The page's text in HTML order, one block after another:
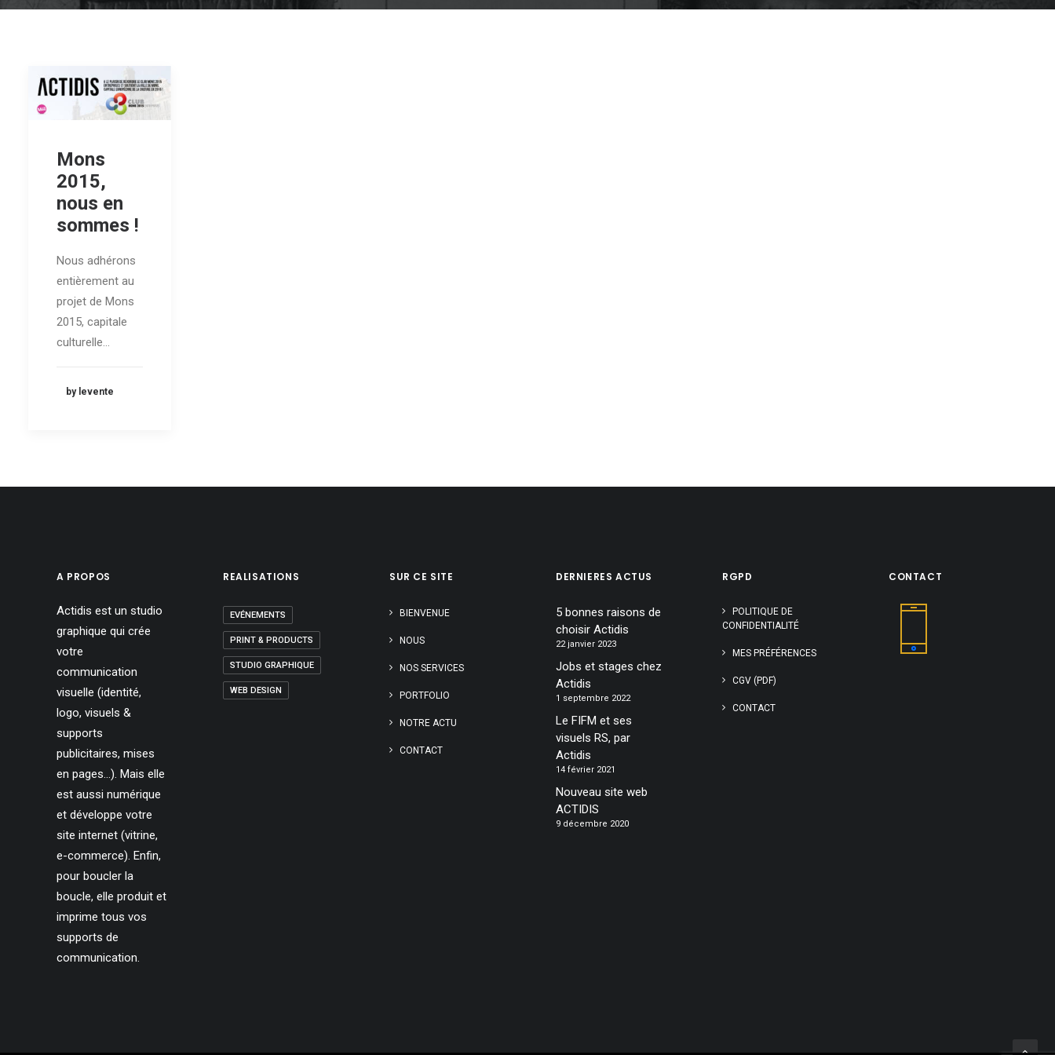
Mons
2015,
nous en
sommes !
Nous adhérons
entièrement au
projet de Mons
2015, capitale
culturelle…
by levente
A PROPOS
Actidis est un studio
graphique qui crée
votre
communication
visuelle (identité,
logo, visuels &
supports
publicitaires, mises
en pages…). Mais elle
est aussi numérique
et développe votre
site internet (vitrine,
e-commerce). Enfin,
pour boucler la
boucle, elle produit et
imprime tous vos
supports de
communication.
REALISATIONS
EVÉNEMENTS
PRINT & PRODUCTS
STUDIO GRAPHIQUE
WEB DESIGN
SUR CE SITE
BIENVENUE
NOUS
NOS SERVICES
PORTFOLIO
NOTRE ACTU
CONTACT
DERNIERES ACTUS
5 bonnes raisons de
choisir Actidis
22 janvier 2023
Jobs et stages chez
Actidis
1 septembre 2022
Le FIFM et ses
visuels RS, par
Actidis
14 février 2021
Nouveau site web
ACTIDIS
9 décembre 2020
RGPD
POLITIQUE DE
CONFIDENTIALITÉ
MES PRÉFÉRENCES
CGV (PDF)
CONTACT
CONTACT